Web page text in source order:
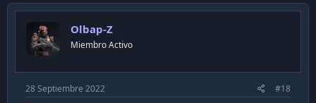
t
o
n
s
Olbap-Z
Miembro Activo
28 Septiembre 2022 #18